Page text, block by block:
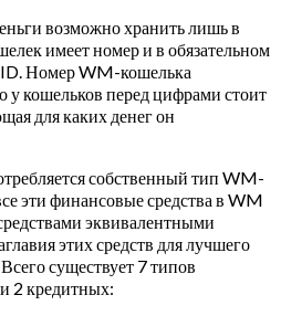
возможно хранить лишь в
имеет номер и в обязательном
Номер WM-кошелька
у кошельков перед цифрами стоит
для каких денег он
собственный тип WM-
эти финансовые средства в WM
эквивалентными
этих средств для лучшего
существует 7 типов
2 кредитных: